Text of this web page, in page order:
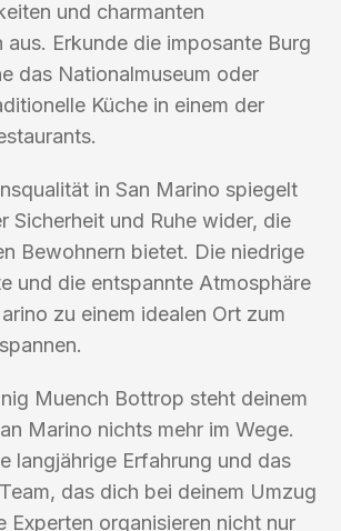
und charmanten
Erkunde die imposante Burg
das Nationalmuseum oder
Küche in einem der
in San Marino spiegelt
Sicherheit und Ruhe wider, die
Bewohnern bietet. Die niedrige
und die entspannte Atmosphäre
zu einem idealen Ort zum
Muench Bottrop steht deinem
Marino nichts mehr im Wege.
langjährige Erfahrung und das
das dich bei deinem Umzug
Experten organisieren nicht nur